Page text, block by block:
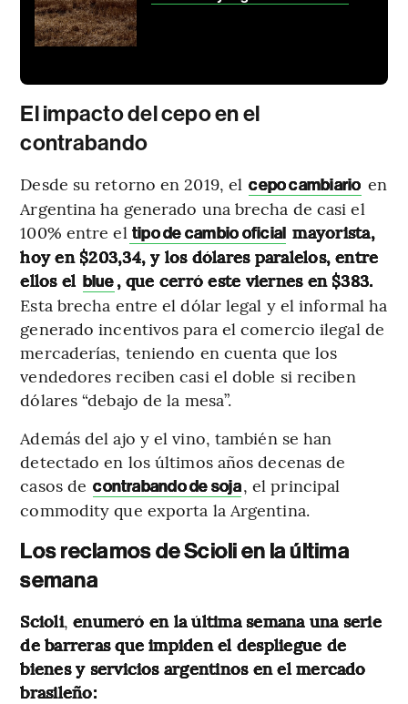
El impacto del cepo en el
contrabando
Desde su retorno en 2019, el cepo cambiario en
Argentina ha generado una brecha de casi el
100% entre el tipo de cambio oficial mayorista,
hoy en $203,34, y los dólares paralelos, entre
ellos el blue, que cerró este viernes en $383.
Esta brecha entre el dólar legal y el informal ha
generado incentivos para el comercio ilegal de
mercaderías, teniendo en cuenta que los
vendedores reciben casi el doble si reciben
dólares “debajo de la mesa”.
Además del ajo y el vino, también se han
detectado en los últimos años decenas de
casos de contrabando de soja, el principal
commodity que exporta la Argentina.
Los reclamos de Scioli en la última
semana
Scioli,enumeró en la última semana una serie
de barreras que impiden el despliegue de
bienes y servicios argentinos en el mercado
brasileño: